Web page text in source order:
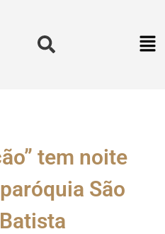
tem noite
São